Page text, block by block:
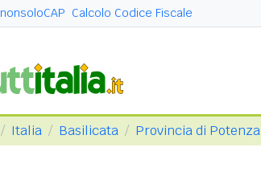
nonsoloCAP Calcolo Codice Fiscale
Italia Basilicata Provincia di Potenza